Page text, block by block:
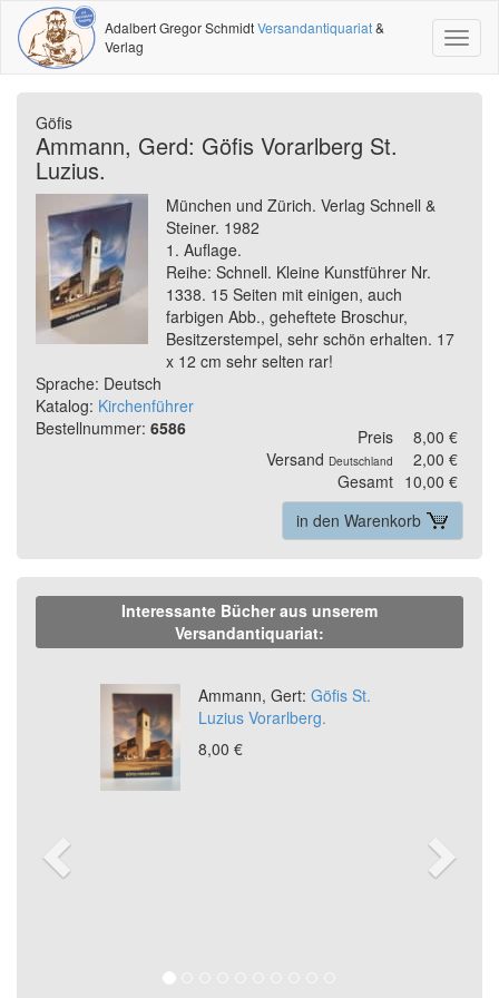
Adalbert Gregor SchmidtVersandantiquariat&
Verlag
Göfis
Ammann, Gerd: Göfis Vorarlberg St.
Luzius.
München und Zürich. Verlag Schnell &
Steiner. 1982
1. Auflage.
Reihe: Schnell. Kleine Kunstführer Nr.
1338. 15 Seiten mit einigen, auch
farbigen Abb., geheftete Broschur,
Besitzerstempel, sehr schön erhalten. 17
x 12 cm sehr selten rar!
Sprache: Deutsch
Katalog: Kirchenführer
Bestellnummer: 6586 Preis
8,00 €
Versand Deutschland
2,00 €
Gesamt 10,00 €
in den Warenkorb
Interessante Bücher aus unserem
Versandantiquariat:
Ammann, Gert: Göfis St.
Luzius Vorarlberg.
8,00 €
Previous